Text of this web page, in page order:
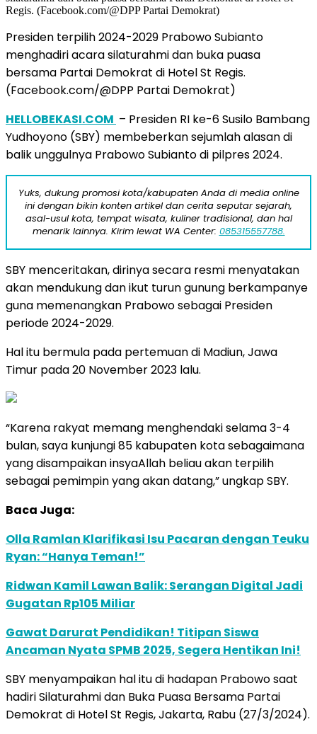
Presiden terpilih 2024-2029 Prabowo Subianto
menghadiri acara silaturahmi dan buka puasa
bersama Partai Demokrat di Hotel St Regis.
(Facebook.com/@DPP Partai Demokrat)
HELLOBEKASI.COM – Presiden RI ke-6 Susilo Bambang
Yudhoyono (SBY) membeberkan sejumlah alasan di
balik unggulnya Prabowo Subianto di pilpres 2024.
Yuks, dukung promosi kota/kabupaten Anda di media online
ini dengan bikin konten artikel dan cerita seputar sejarah,
asal-usul kota, tempat wisata, kuliner tradisional, dan hal
menarik lainnya. Kirim lewat WA Center: 085315557788.
SBY menceritakan, dirinya secara resmi menyatakan
akan mendukung dan ikut turun gunung berkampanye
guna memenangkan Prabowo sebagai Presiden
periode 2024-2029.
Hal itu bermula pada pertemuan di Madiun, Jawa
Timur pada 20 November 2023 lalu.
“Karena rakyat memang menghendaki selama 3-4
bulan, saya kunjungi 85 kabupaten kota sebagaimana
yang disampaikan insyaAllah beliau akan terpilih
sebagai pemimpin yang akan datang,” ungkap SBY.
Baca Juga:
Olla Ramlan Klarifikasi Isu Pacaran dengan Teuku
Ryan: “Hanya Teman!”
Ridwan Kamil Lawan Balik: Serangan Digital Jadi
Gugatan Rp105 Miliar
Gawat Darurat Pendidikan! Titipan Siswa
Ancaman Nyata SPMB 2025, Segera Hentikan Ini!
SBY menyampaikan hal itu di hadapan Prabowo saat
hadiri Silaturahmi dan Buka Puasa Bersama Partai
Demokrat di Hotel St Regis, Jakarta, Rabu (27/3/2024).